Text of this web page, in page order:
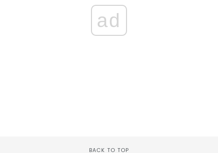
ad
BACK TO TOP